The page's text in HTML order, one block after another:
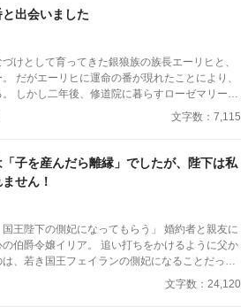
出会いました
けとして育ってきた銀狼族の族長エーリヒと、
り、
ーの
現れ――!?
文字数：7,115
子を産んだら離縁」でしたが、陛下は私
せん！
陛下の側妃になってもらう」 婚約者と親友に
ア。 追い打ちをかけるように父か
は、若き国王フェイランの側妃になることだっ
侍女からは
文字数：24,120